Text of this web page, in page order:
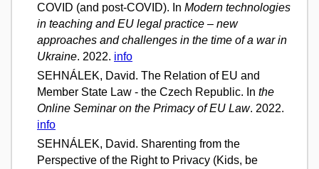
COVID (and post-COVID). In Modern technologies
in teaching and EU legal practice – new
approaches and challenges in the time of a war in
Ukraine. 2022. info
SEHNÁLEK, David. The Relation of EU and
Member State Law - the Czech Republic. In the
Online Seminar on the Primacy of EU Law. 2022.
info
SEHNÁLEK, David. Sharenting from the
Perspective of the Right to Privacy (Kids, be